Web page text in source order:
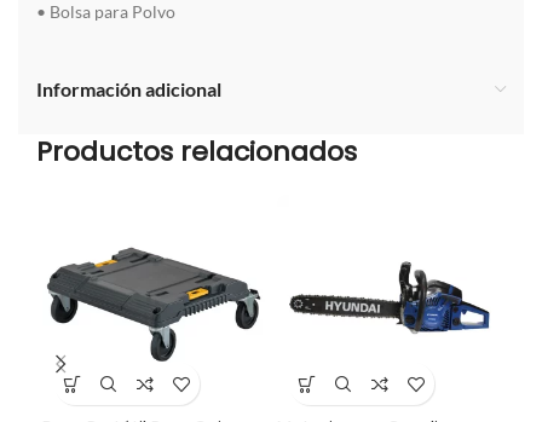
• Bolsa para Polvo
Información adicional
Productos relacionados